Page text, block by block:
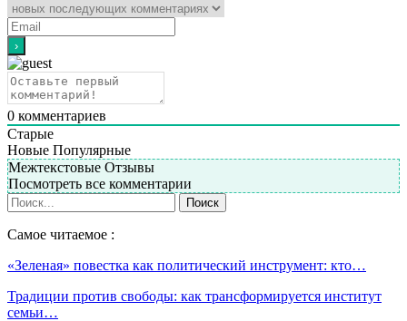
0 комментариев
Старые
Новые Популярные
Межтекстовые Отзывы
Посмотреть все комментарии
Самое читаемое :
«Зеленая» повестка как политический инструмент: кто…
Традиции против свободы: как трансформируется институт
семьи…